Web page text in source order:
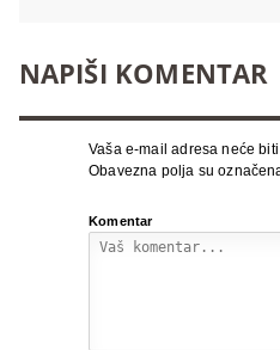
NAPIŠI KOMENTAR
Vaša e-mail adresa neće
Obavezna polja su
Komentar